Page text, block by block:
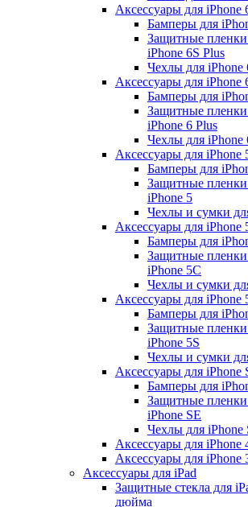
Аксессуары для iPhone
Бамперы для
Защитные пленки
iPhone 6S Plus
Чехлы для iPhone
Аксессуары для iPhone
Бамперы для
Защитные пленки
iPhone 6 Plus
Чехлы для iPhone
Аксессуары для iPhone
Бамперы для
Защитные пленки
iPhone 5
Чехлы и сумки
Аксессуары для iPhone
Бамперы для
Защитные пленки
iPhone 5C
Чехлы и сумки
Аксессуары для iPhone
Бамперы для
Защитные пленки
iPhone 5S
Чехлы и сумки
Аксессуары для iPhone
Бамперы для
Защитные пленки
iPhone SE
Чехлы для iPhone
Аксессуары для iPhone
Аксессуары для iPhone
Аксессуары для iPad
Защитные стекла для
дюйма